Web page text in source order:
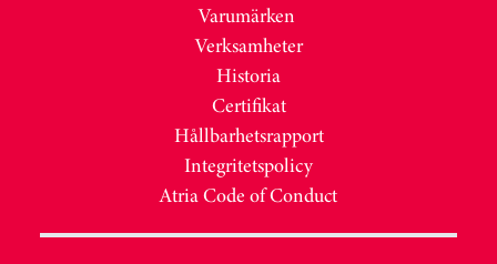
Varumärken
Verksamheter
Historia
Certifikat
Hållbarhetsrapport
Integritetspolicy
Atria Code of Conduct